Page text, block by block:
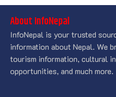
About InfoNepal
InfoNepal is your trusted
information about Nepal. We
tourism information, cultural
opportunities, and much more.